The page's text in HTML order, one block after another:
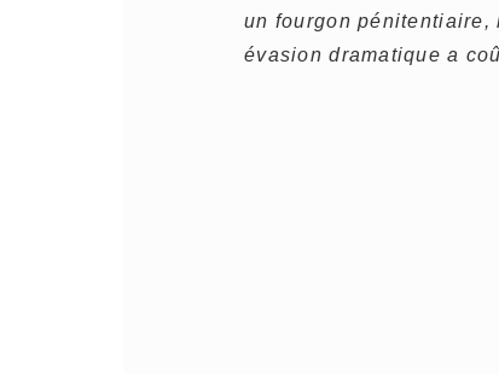
un fourgon pénitentiaire,
évasion dramatique a